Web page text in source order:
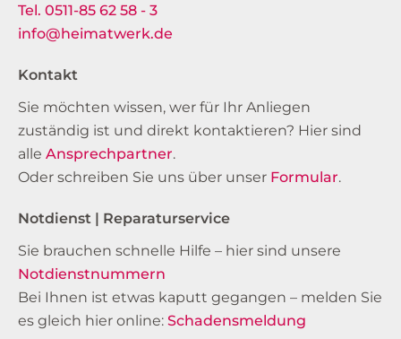
Tel. 0511-85 62 58 - 3
info@heimatwerk.de
Kontakt
Sie möchten wissen, wer für Ihr Anliegen
zuständig ist und direkt kontaktieren? Hier sind
alle Ansprechpartner.
Oder schreiben Sie uns über unser Formular.
Notdienst | Reparaturservice
Sie brauchen schnelle Hilfe – hier sind unsere
Notdienstnummern
Bei Ihnen ist etwas kaputt gegangen – melden Sie
es gleich hier online: Schadensmeldung